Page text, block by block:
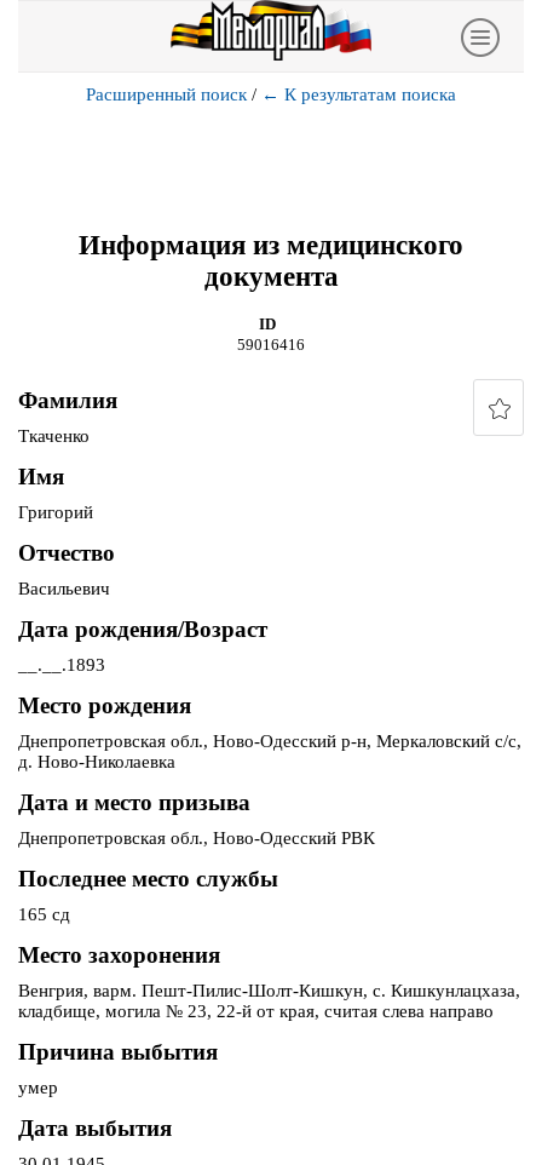
Расширенный поиск / ← К результатам поиска
Информация из медицинского
документа
ID
59016416
Фамилия
Ткаченко
Имя
Григорий
Отчество
Васильевич
Дата рождения/Возраст
__.__.1893
Место рождения
Днепропетровская обл., Ново-Одесский р-н, Меркаловский с/с,
д. Ново-Николаевка
Дата и место призыва
Днепропетровская обл., Ново-Одесский РВК
Последнее место службы
165 сд
Место захоронения
Венгрия, варм. Пешт-Пилис-Шолт-Кишкун, с. Кишкунлацхаза,
кладбище, могила № 23, 22-й от края, считая слева направо
Причина выбытия
умер
Дата выбытия